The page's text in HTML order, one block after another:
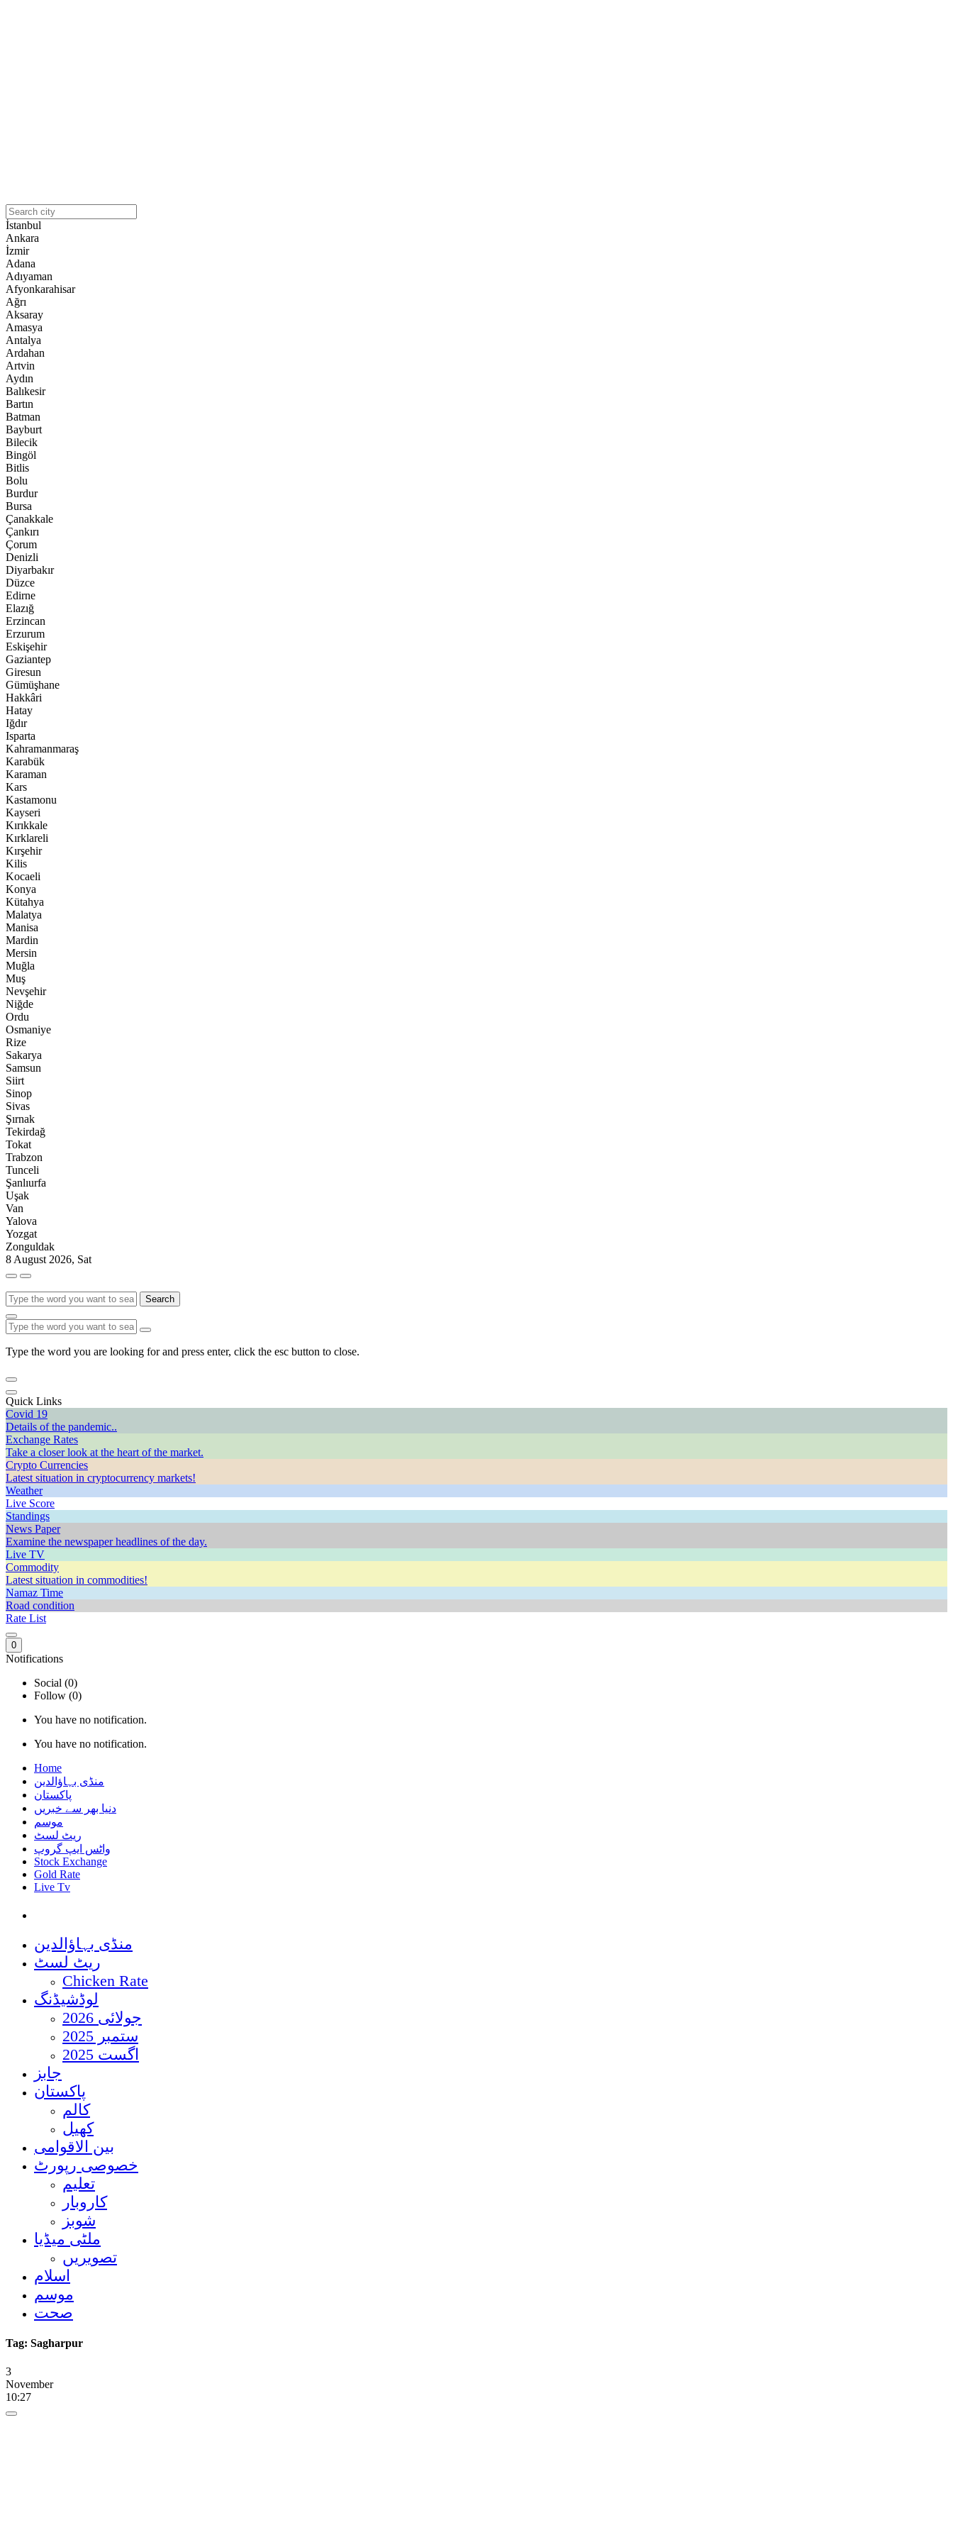
İstanbul
Ankara
İzmir
Adana
Adıyaman
Afyonkarahisar
Ağrı
Aksaray
Amasya
Antalya
Ardahan
Artvin
Aydın
Balıkesir
Bartın
Batman
Bayburt
Bilecik
Bingöl
Bitlis
Bolu
Burdur
Bursa
Çanakkale
Çankırı
Çorum
Denizli
Diyarbakır
Düzce
Edirne
Elazığ
Erzincan
Erzurum
Eskişehir
Gaziantep
Giresun
Gümüşhane
Hakkâri
Hatay
Iğdır
Isparta
Kahramanmaraş
Karabük
Karaman
Kars
Kastamonu
Kayseri
Kırıkkale
Kırklareli
Kırşehir
Kilis
Kocaeli
Konya
Kütahya
Malatya
Manisa
Mardin
Mersin
Muğla
Muş
Nevşehir
Niğde
Ordu
Osmaniye
Rize
Sakarya
Samsun
Siirt
Sinop
Sivas
Şırnak
Tekirdağ
Tokat
Trabzon
Tunceli
Şanlıurfa
Uşak
Van
Yalova
Yozgat
Zonguldak
8 August 2026, Sat
Search
Type the word you are looking for and press enter, click the esc button to close.
Quick Links
Covid 19
Details of the pandemic..
Exchange Rates
Take a closer look at the heart of the market.
Crypto Currencies
Latest situation in cryptocurrency markets!
Weather
Live Score
Standings
News Paper
Examine the newspaper headlines of the day.
Live TV
Commodity
Latest situation in commodities!
Namaz Time
Road condition
Rate List
0
Notifications
Social (0)
Follow (0)
You have no notification.
You have no notification.
Home
منڈی بہاؤالدین
پاکستان
دنیا بھر سے خبریں
موسم
ریٹ لسٹ
واٹس ایپ گروپ
Stock Exchange
Gold Rate
Live Tv
منڈی بہاؤالدین
ریٹ لسٹ
Chicken Rate
لوڈشیڈنگ
جولائی 2026
ستمبر 2025
اگست 2025
جابز
پاکستان
کالم
کھیل
بین الاقوامی
خصوصی رپورٹ
تعلیم
کاروبار
شوبز
ملٹی میڈیا
تصویریں
اسلام
موسم
صحت
Tag: Sagharpur
3
November
10:27